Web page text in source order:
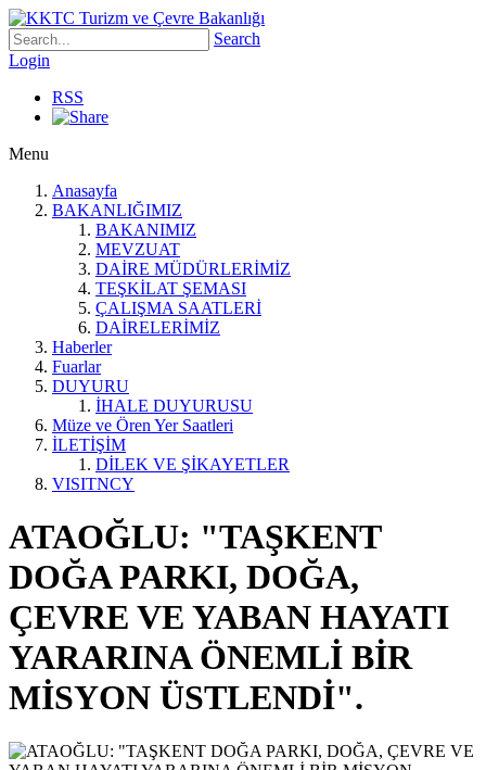
Search
Login
RSS
Menu
Anasayfa
BAKANLIĞIMIZ
BAKANIMIZ
MEVZUAT
DAİRE MÜDÜRLERİMİZ
TEŞKİLAT ŞEMASI
ÇALIŞMA SAATLERİ
DAİRELERİMİZ
Haberler
Fuarlar
DUYURU
İHALE DUYURUSU
Müze ve Ören Yer Saatleri
İLETİŞİM
DİLEK VE ŞİKAYETLER
VISITNCY
ATAOĞLU: "TAŞKENT
DOĞA PARKI, DOĞA,
ÇEVRE VE YABAN HAYATI
YARARINA ÖNEMLİ BİR
MİSYON ÜSTLENDİ".